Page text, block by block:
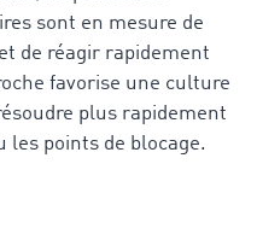
sont en mesure de
de réagir rapidement
favorise une culture
plus rapidement
les points de blocage.